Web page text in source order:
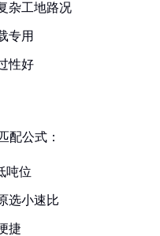
杂工地路况
专用
性好
配公式：
吨位
选小速比
捷